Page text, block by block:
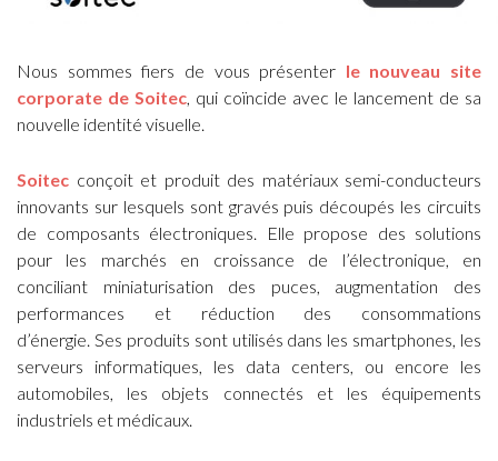
Nous sommes fiers de vous présenter le nouveau site
corporate de Soitec , qui coïncide avec le lancement de sa
nouvelle identité visuelle.
Soitec conçoit et produit des matériaux semi-conducteurs
innovants sur lesquels sont gravés puis découpés les circuits
de composants électroniques. Elle propose des solutions
pour les marchés en croissance de l’électronique, en
conciliant miniaturisation des puces, augmentation des
performances et réduction des consommations
d’énergie. Ses produits sont utilisés dans les smartphones, les
serveurs informatiques, les data centers, ou encore les
automobiles, les objets connectés et les équipements
industriels et médicaux.